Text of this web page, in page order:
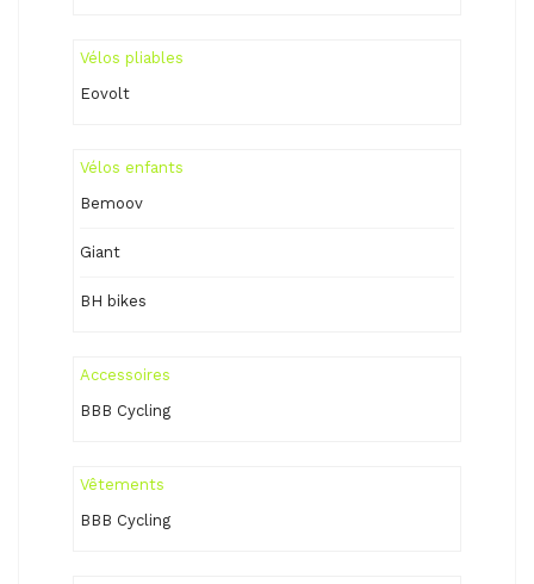
Vélos pliables
Eovolt
Vélos enfants
Bemoov
Giant
BH bikes
Accessoires
BBB Cycling
Vêtements
BBB Cycling